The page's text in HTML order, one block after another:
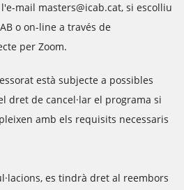
mail masters@icab.cat, si escolliu
o on-line a través de
per Zoom.
està subjecte a possibles
dret de cancel·lar el programa si
amb els requisits necessaris
es tindrà dret al reembors